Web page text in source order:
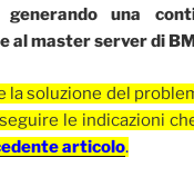
generando una
al master server di
la soluzione del
le indicazioni
articolo.